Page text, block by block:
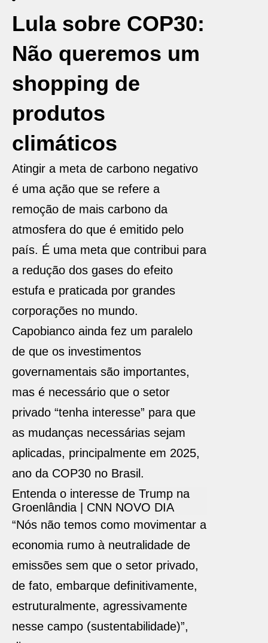
Lula sobre COP30:
Não queremos um
shopping de
produtos
climáticos
Atingir a meta de carbono negativo
é uma ação que se refere a
remoção de mais carbono da
atmosfera do que é emitido pelo
país. É uma meta que contribui para
a redução dos gases do efeito
estufa e praticada por grandes
corporações no mundo.
Capobianco ainda fez um paralelo
de que os investimentos
governamentais são importantes,
mas é necessário que o setor
privado “tenha interesse” para que
as mudanças necessárias sejam
aplicadas, principalmente em 2025,
ano da COP30 no Brasil.
Entenda o interesse de Trump na
Groenlândia | CNN NOVO DIA
“Nós não temos como movimentar a
economia rumo à neutralidade de
emissões sem que o setor privado,
de fato, embarque definitivamente,
estruturalmente, agressivamente
nesse campo (sustentabilidade)”,